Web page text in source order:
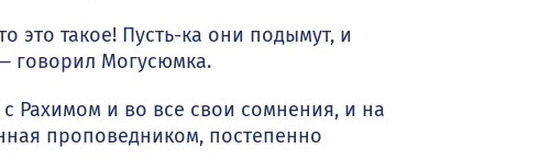
это такое! Пусть-ка они подымут, и
говорил Могусюмка.
Рахимом и во все свои сомнения, и на
проповедником, постепенно